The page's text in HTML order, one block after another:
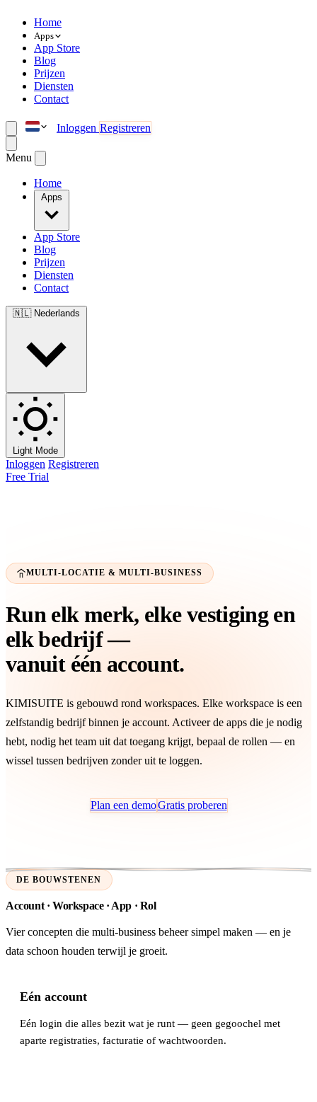
Home
Apps
App Store
Blog
Prijzen
Diensten
Contact
Inloggen Registreren
Menu
Home
Apps
App Store
Blog
Prijzen
Diensten
Contact
🇳🇱 Nederlands
Light Mode
Inloggen Registreren
Free Trial
MULTI-LOCATIE & MULTI-BUSINESS
Run elk merk, elke vestiging en
elk bedrijf —
vanuit één account.
KIMISUITE is gebouwd rond workspaces. Elke workspace is een
zelfstandig bedrijf binnen je account. Activeer de apps die je nodig
hebt, nodig het team uit dat toegang krijgt, bepaal de rollen — en
wissel tussen bedrijven zonder uit te loggen.
Plan een demoGratis proberen
DE BOUWSTENEN
Account · Workspace · App · Rol
Vier concepten die multi-business beheer simpel maken — en je
data schoon houden terwijl je groeit.
Eén account
Eén login die alles bezit wat je runt — geen gegoochel met
aparte registraties, facturatie of wachtwoorden.